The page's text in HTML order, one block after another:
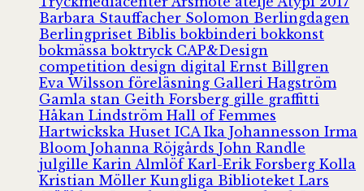
Barbara Stauffacher Solomon Berlingdagen
Berlingpriset Biblisbokbinderibokkonst
bokmässaboktryck CAP&Design
competition design digital Ernst Billgren
Eva Wilsson föreläsning Galleri Hagström
Gamla stan Geith Forsberg gille graffitti
Håkan Lindström Hall of Femmes
Hartwickska Huset ICA Ika Johannesson Irma
Bloom Johanna Röjgårds John Randle
julgille Karin Almlöf Karl-Erik Forsberg Kolla
Kristian Möller Kungliga Biblioteket Lars